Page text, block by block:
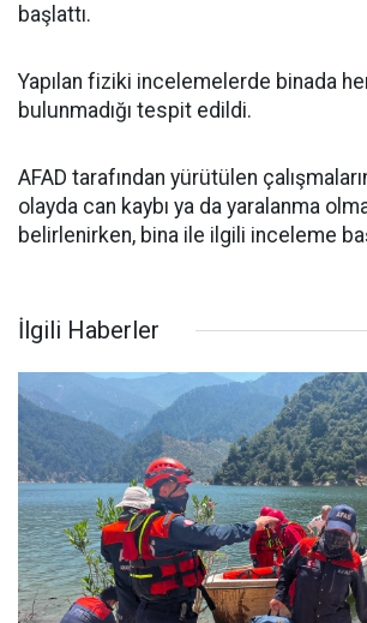
başlattı.
Yapılan fiziki incelemelerde binada
bulunmadığı tespit edildi.
AFAD tarafından yürütülen
olayda can kaybı ya da yaralanma
belirlenirken, bina ile ilgili inceleme
İlgili Haberler